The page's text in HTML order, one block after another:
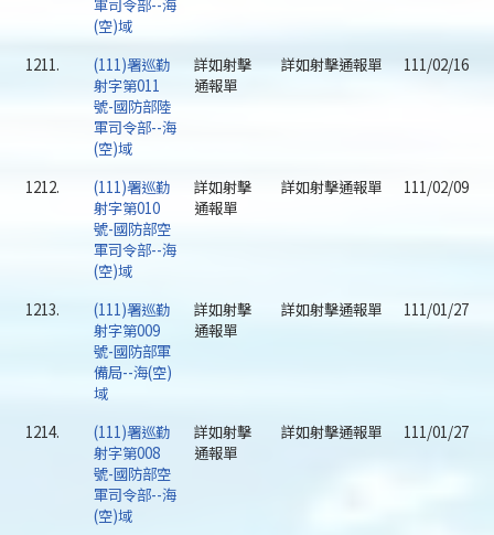
軍司令部--海
(空)域
1211.
(111)署巡勤
射字第011
號-國防部陸
軍司令部--海
(空)域
詳如射擊
通報單
詳如射擊通報單 111/02/16
1212.
(111)署巡勤
射字第010
號-國防部空
軍司令部--海
(空)域
詳如射擊
通報單
詳如射擊通報單 111/02/09
1213.
(111)署巡勤
射字第009
號-國防部軍
備局--海(空)
域
詳如射擊
通報單
詳如射擊通報單 111/01/27
1214.
(111)署巡勤
射字第008
號-國防部空
軍司令部--海
(空)域
詳如射擊
通報單
詳如射擊通報單 111/01/27